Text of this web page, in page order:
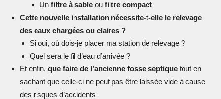
Un filtre à sable ou filtre compact
Cette nouvelle installation nécessite-t-elle le relevage
des eaux chargées ou claires ?
Si oui, où dois-je placer ma station de relevage ?
Quel sera le fil d’eau d’arrivée ?
Et enfin, que faire de l’ancienne fosse septique tout en
sachant que celle-ci ne peut pas être laissée vide à cause
des risques d’accidents